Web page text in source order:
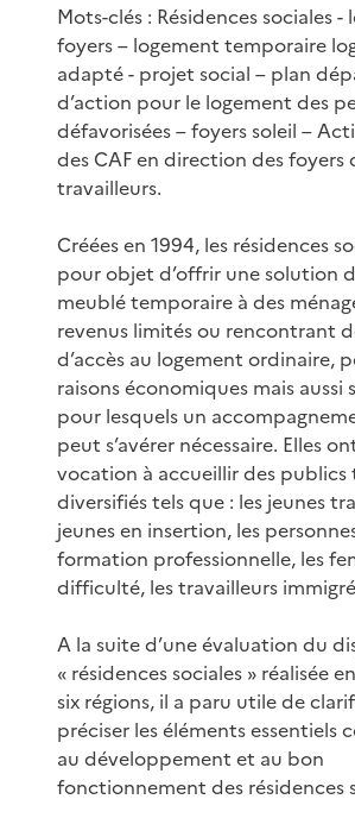
Mots-clés : Résidences sociales -
foyers – logement temporaire
adapté - projet social – plan
d’action pour le logement des
défavorisées – foyers soleil –
des CAF en direction des foyers
travailleurs.
Créées en 1994, les résidences
pour objet d’offrir une solution
meublé temporaire à des
revenus limités ou rencontrant
d’accès au logement ordinaire,
raisons économiques mais aussi
pour lesquels un
peut s’avérer nécessaire. Elles
vocation à accueillir des publics
diversifiés tels que : les jeunes
jeunes en insertion, les
formation professionnelle, les
difficulté, les travailleurs
A la suite d’une évaluation du
« résidences sociales » réalisée
six régions, il a paru utile de
préciser les éléments essentiels
au développement et au bon
fonctionnement des résidences